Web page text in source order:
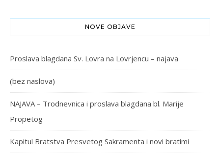
NOVE OBJAVE
Proslava blagdana Sv. Lovra na Lovrjencu – najava
(bez naslova)
NAJAVA – Trodnevnica i proslava blagdana bl. Marije
Propetog
Kapitul Bratstva Presvetog Sakramenta i novi bratimi